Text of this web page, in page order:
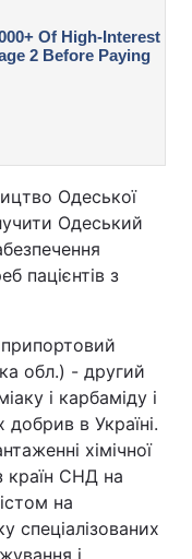
Одеської
Одеський
пацієнтів з
обл.) - другий
і карбаміду і
в Україні.
хімічної
країн СНД на
на
спеціалізованих